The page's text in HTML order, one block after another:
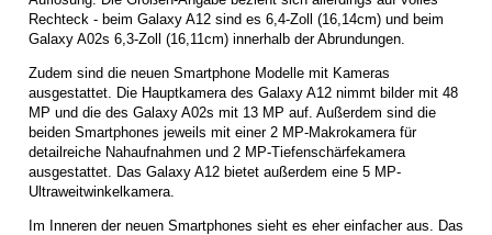
Rechteck - beim Galaxy A12 sind es 6,4-Zoll (16,14cm) und beim
Galaxy A02s 6,3-Zoll (16,11cm) innerhalb der Abrundungen.
Zudem sind die neuen Smartphone Modelle mit Kameras
ausgestattet. Die Hauptkamera des Galaxy A12 nimmt bilder mit 48
MP und die des Galaxy A02s mit 13 MP auf. Außerdem sind die
beiden Smartphones jeweils mit einer 2 MP-Makrokamera für
detailreiche Nahaufnahmen und 2 MP-Tiefenschärfekamera
ausgestattet. Das Galaxy A12 bietet außerdem eine 5 MP-
Ultraweitwinkelkamera.
Im Inneren der neuen Smartphones sieht es eher einfacher aus. Das